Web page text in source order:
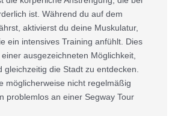
ist. Während du auf dem
aktivierst du deine Muskulatur,
ein intensives Training anfühlt. Dies
ausgezeichneten Möglichkeit,
gleichzeitig die Stadt zu entdecken.
möglicherweise nicht regelmäßig
problemlos an einer Segway Tour